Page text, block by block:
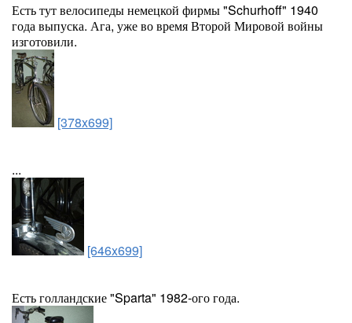
Есть тут велосипеды немецкой фирмы "Schurhoff" 1940
года выпуска. Ага, уже во время Второй Мировой войны
изготовили.
[378x699]
...
[646x699]
Есть голландские "Sparta" 1982-ого года.